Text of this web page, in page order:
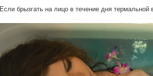
Если брызгать на лицо в течение дня